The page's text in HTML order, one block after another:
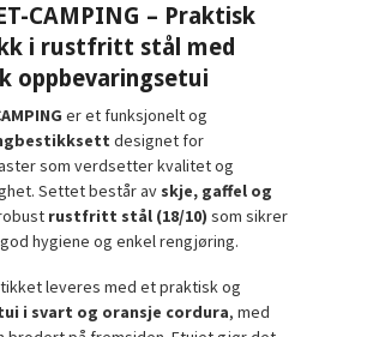
CAMPING – Praktisk
i rustfritt stål med
oppbevaringsetui
er et funksjonelt og
designet for
som verdsetter kvalitet og
Settet består av skje, gaffel og
rustfritt stål (18/10) som sikrer
hygiene og enkel rengjøring.
leveres med et praktisk og
i svart og oransje cordura, med